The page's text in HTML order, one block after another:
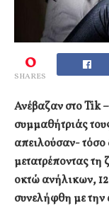
0
SHARES
Ανέβαζαν στο Tik
συμμαθήτριάς
απειλούσαν-
μετατρέποντας
οκτώ ανήλικων,
συνελήφθη με